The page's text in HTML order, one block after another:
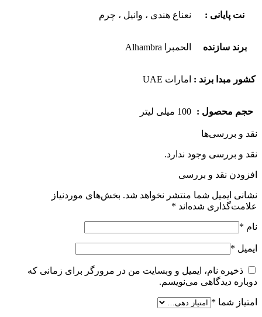
نت پایانی : نعناع هندی ، وانيل ، چرم
برند سازنده الحمبرا Alhambra
کشور مبدا برند : امارات UAE
حجم محصول : 100 میلی لیتر
نقد و بررسی‌ها
نقد و بررسی وجود ندارد.
افزودن نقد و بررسی
نشانی ایمیل شما منتشر نخواهد شد. بخش‌های موردنیاز
علامت‌گذاری شده‌اند *
نام *
ایمیل *
ذخیره نام، ایمیل و وبسایت من در مرورگر برای زمانی که
دوباره دیدگاهی می‌نویسم.
امتیاز شما *